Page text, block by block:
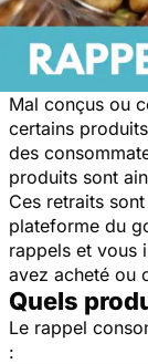
Mal conçus ou
certains
des
produits sont
Ces retraits
plateforme du
rappels et vous
avez acheté ou
Quels
Le rappel
: